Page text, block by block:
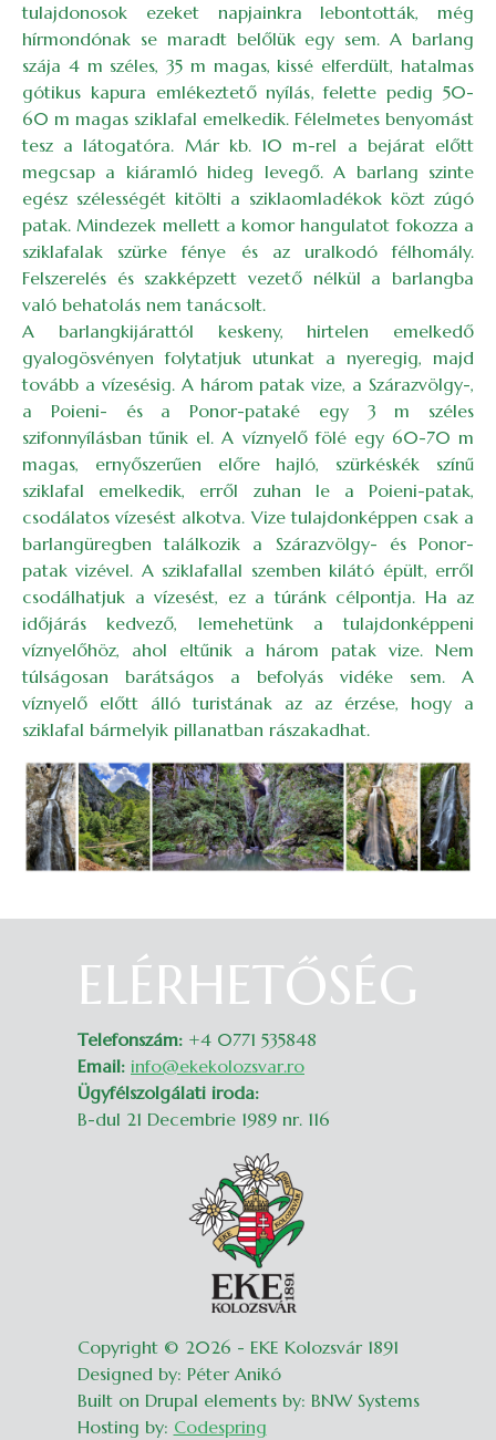
tulajdonosok ezeket napjainkra lebontották, még
hírmondónak se maradt belőlük egy sem. A barlang
szája 4 m széles, 35 m magas, kissé elferdült, hatalmas
gótikus kapura emlékeztető nyílás, felette pedig 50-
60 m magas sziklafal emelkedik. Félelmetes benyomást
tesz a látogatóra. Már kb. 10 m-rel a bejárat előtt
megcsap a kiáramló hideg levegő. A barlang szinte
egész szélességét kitölti a sziklaomladékok közt zúgó
patak. Mindezek mellett a komor hangulatot fokozza a
sziklafalak szürke fénye és az uralkodó félhomály.
Felszerelés és szakképzett vezető nélkül a barlangba
való behatolás nem tanácsolt.
A barlangkijárattól keskeny, hirtelen emelkedő
gyalogösvényen folytatjuk utunkat a nyeregig, majd
tovább a vízesésig. A három patak vize, a Szárazvölgy-,
a Poieni- és a Ponor-pataké egy 3 m széles
szifonnyílásban tűnik el. A víznyelő fölé egy 60-70 m
magas, ernyőszerűen előre hajló, szürkéskék színű
sziklafal emelkedik, erről zuhan le a Poieni-patak,
csodálatos vízesést alkotva. Vize tulajdonképpen csak a
barlangüregben találkozik a Szárazvölgy- és Ponor-
patak vizével. A sziklafallal szemben kilátó épült, erről
csodálhatjuk a vízesést, ez a túránk célpontja. Ha az
időjárás kedvező, lemehetünk a tulajdonképpeni
víznyelőhöz, ahol eltűnik a három patak vize. Nem
túlságosan barátságos a befolyás vidéke sem. A
víznyelő előtt álló turistának az az érzése, hogy a
sziklafal bármelyik pillanatban rászakadhat.
Image
ELÉRHETŐSÉG
Telefonszám: +4 0771 535848
Email: info@ekekolozsvar.ro
Ügyfélszolgálati iroda:
B-dul 21 Decembrie 1989 nr. 116
Copyright © 2026 - EKE Kolozsvár 1891
Designed by: Péter Anikó
Built on Drupal elements by: BNW Systems
Hosting by: Codespring